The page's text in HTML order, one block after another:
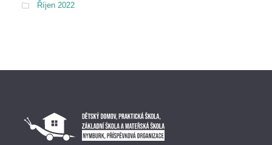
Říjen 2022